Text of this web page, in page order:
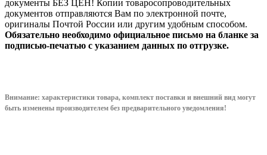
документы БЕЗ ЦЕН! Копии товаросопроводительных
документов отправляются Вам по электронной почте,
оригиналы Почтой России или другим удобным способом.
Обязательно необходимо официальное письмо на бланке за
подписью-печатью с указанием данных по отгрузке.
Внимание: характеристики товара, комплект поставки и внешний вид могут
быть изменены производителем без предварительного уведомления!